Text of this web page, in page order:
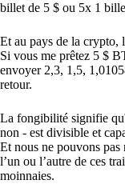
billet de 5 $ ou 5x 1
Et au pays de la crypto,
Si vous me prêtez 5 $
envoyer 2,3, 1,5,
retour.
La fongibilité signifie
non - est divisible et
Et nous ne pouvons pas
l’un ou l’autre de ces
moinnaies.